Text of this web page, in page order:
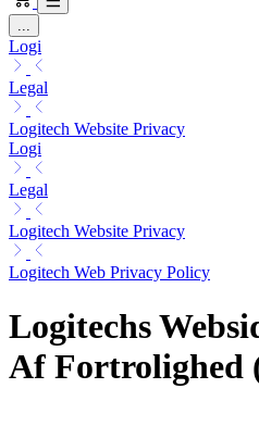
...
Logi
Legal
Logitech Website Privacy
Logi
Legal
Logitech Website Privacy
Logitech Web Privacy Policy
Logitechs
Af Fortrolighed